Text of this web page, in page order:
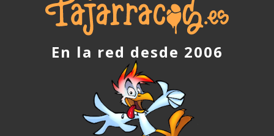
En la red desde 2006